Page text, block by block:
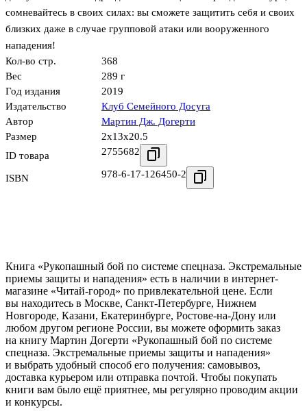
сомневайтесь в своих силах: вы сможете защитить себя и своих
близких даже в случае групповой атаки или вооруженного
нападения!
Кол-во стр.
368
Вес
289 г
Год издания
2019
Издательство
Клуб Семейного Досуга
Автор
Мартин Дж. Догерти
Размер
2x13x20.5
ID товара
2755682
ISBN 978-6-17-126450-2
Книга «Рукопашный бой по системе спецназа. Экстремальные
приемы защиты и нападения» есть в наличии в интернет-
магазине «Читай-город» по привлекательной цене. Если
вы находитесь в Москве, Санкт-Петербурге, Нижнем
Новгороде, Казани, Екатеринбурге, Ростове-на-Дону или
любом другом регионе России, вы можете оформить заказ
на книгу Мартин Догерти «Рукопашный бой по системе
спецназа. Экстремальные приемы защиты и нападения»
и выбрать удобный способ его получения: самовывоз,
доставка курьером или отправка почтой. Чтобы покупать
книги вам было ещё приятнее, мы регулярно проводим акции
и конкурсы.